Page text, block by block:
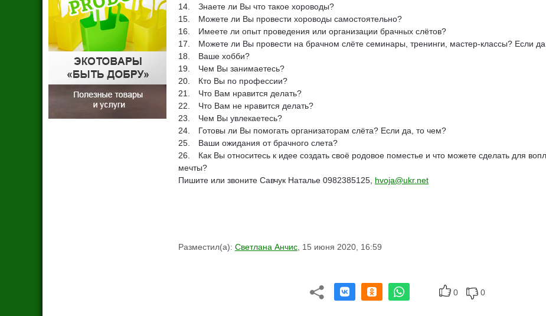
14. Знаете ли Вы что такое хороводы?
15. Можете ли Вы провести хороводы самостоятельно?
16. Имеете ли опыт проведения или организации брачных слётов?
17. Можете ли Вы провести на брачном слёте семинары, тренинги, мастер-классы? Если
18. Ваше хобби?
19. Чем Вы занимаетесь?
20. Кто Вы по профессии?
21. Что Вам нравится делать?
22. Что Вам не нравится делать?
23. Чем Вы увлекаетесь?
24. Готовы ли Вы помогать организаторам слёта? Если да, то чем?
25. Ваши ожидания от брачного слета?
26. Как Вы относитесь к идее создать своё родовое поместье и что можете сделать для
мечты?
Пишите или звоните Савчук Наталье 0982385125, hvoja@ukr.net
Разместил(а): Светлана Анчис 15 июня 2020, 16:59
0 0